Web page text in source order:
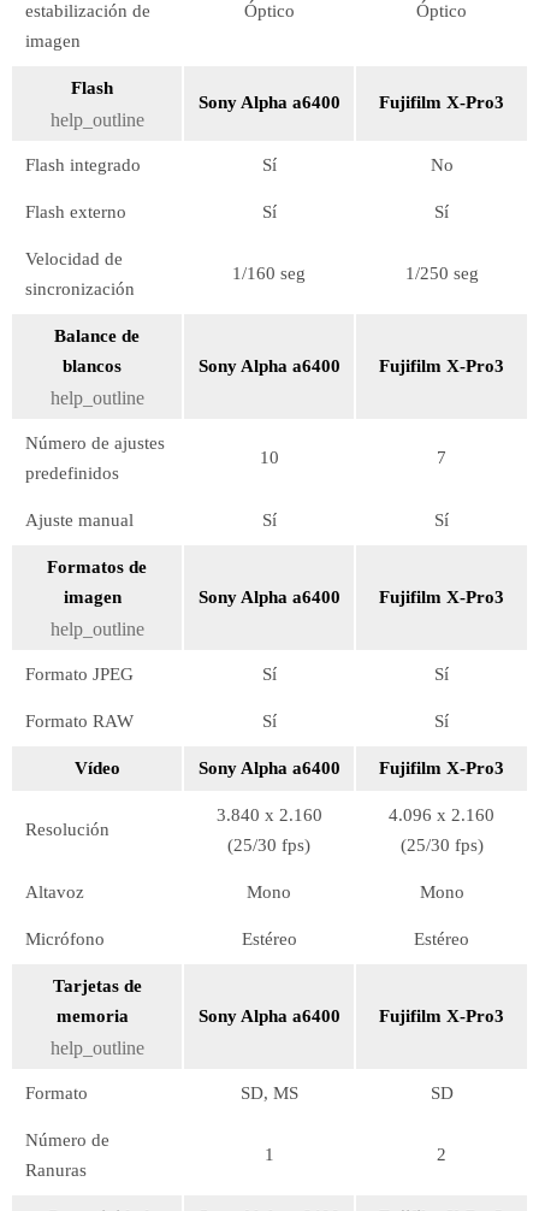
estabilización de
imagen
Óptico Óptico
Flash
help_outline
Sony Alpha a6400 Fujifilm X-Pro3
Flash integrado Sí No
Flash externo Sí Sí
Velocidad de
sincronización
1/160 seg 1/250 seg
Balance de
blancos
help_outline
Sony Alpha a6400 Fujifilm X-Pro3
Número de ajustes
predefinidos
10 7
Ajuste manual Sí Sí
Formatos de
imagen
help_outline
Sony Alpha a6400 Fujifilm X-Pro3
Formato JPEG Sí Sí
Formato RAW Sí Sí
Vídeo Sony Alpha a6400 Fujifilm X-Pro3
Resolución
3.840 x 2.160
(25/30 fps)
4.096 x 2.160
(25/30 fps)
Altavoz Mono Mono
Micrófono Estéreo Estéreo
Tarjetas de
memoria
help_outline
Sony Alpha a6400 Fujifilm X-Pro3
Formato SD, MS SD
Número de
Ranuras
1 2